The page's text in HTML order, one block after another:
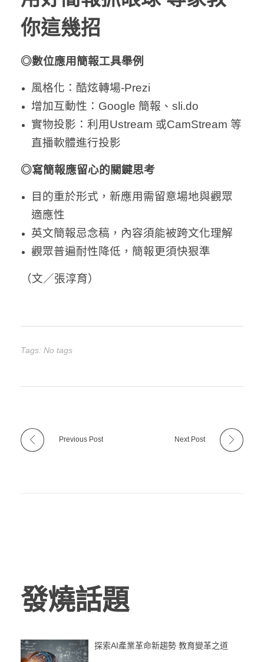
你這幾招
◎數位應用簡報工具舉例
風格化：酷炫轉場-Prezi
增加互動性：Google 簡報、sli.do
實物投影：利用Ustream 或CamStream 等
直播軟體進行投影
◎寫簡報應留心的關鍵思考
目的重於形式，新應用需留意場地與觀眾
適應性
英文簡報忌念稿，內容須能被跨文化理解
觀眾普遍耐性降低，簡報更須快狠準
（文／張淳育）
Tags: No tags
Previous Post Next Post
發燒話題
探索AI產業革命新趨勢 教育變革之道